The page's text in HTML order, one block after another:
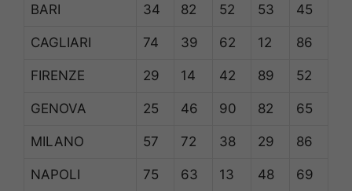
BARI 34 82 52 53 45
CAGLIARI 74 39 62 12 86
FIRENZE 29 14 42 89 52
GENOVA 25 46 90 82 65
MILANO 57 72 38 29 86
NAPOLI 75 63 13 48 69